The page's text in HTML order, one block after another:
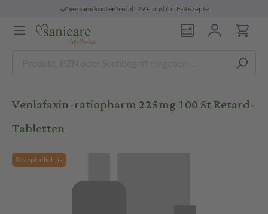
versandkostenfreiab 29 € und für E-Rezepte
Venlafaxin-ratiopharm 225mg 100 St Retard-
Tabletten
Rezeptpflichtig